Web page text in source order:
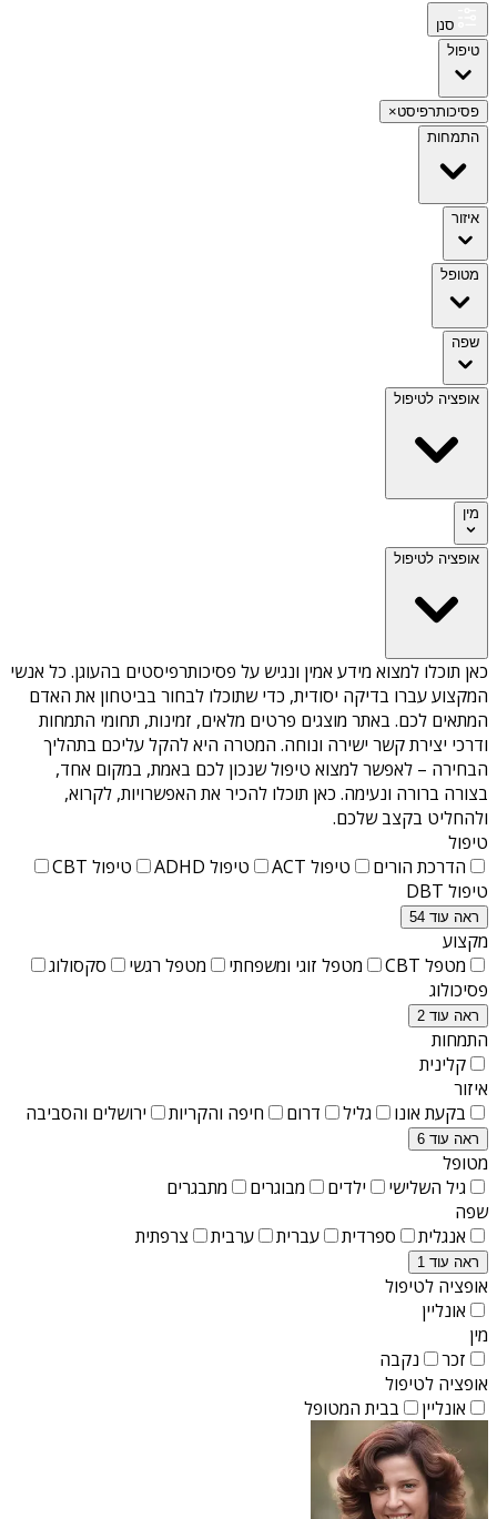
סנן
טיפול
פסיכותרפיסט×
התמחות
איזור
מטופל
שפה
אופציה לטיפול
מין
אופציה לטיפול
כאן תוכלו למצוא מידע אמין ונגיש על פסיכותרפיסטים בהעוגן. כל אנשי
המקצוע עברו בדיקה יסודית, כדי שתוכלו לבחור בביטחון את האדם
המתאים לכם. באתר מוצגים פרטים מלאים, זמינות, תחומי התמחות
ודרכי יצירת קשר ישירה ונוחה. המטרה היא להקל עליכם בתהליך
הבחירה – לאפשר למצוא טיפול שנכון לכם באמת, במקום אחד,
בצורה ברורה ונעימה. כאן תוכלו להכיר את האפשרויות, לקרוא,
ולהחליט בקצב שלכם.
טיפול
הדרכת הורים
טיפול ACT טיפול ADHD
טיפול CBT
טיפול DBT
ראה עוד 54
מקצוע
מטפל CBT
מטפל זוגי ומשפחתי מטפל רגשי
סקסולוג
פסיכולוג
ראה עוד 2
התמחות
קלינית
איזור
בקעת אונו
גליל דרום חיפה והקריות ירושלים והסביבה
ראה עוד 6
מטופל
גיל השלישי
ילדים מבוגרים
מתבגרים
שפה
אנגלית
ספרדית עברית ערבית צרפתית
ראה עוד 1
אופציה לטיפול
אונליין
מין
זכר
נקבה
אופציה לטיפול
אונליין
בבית המטופל